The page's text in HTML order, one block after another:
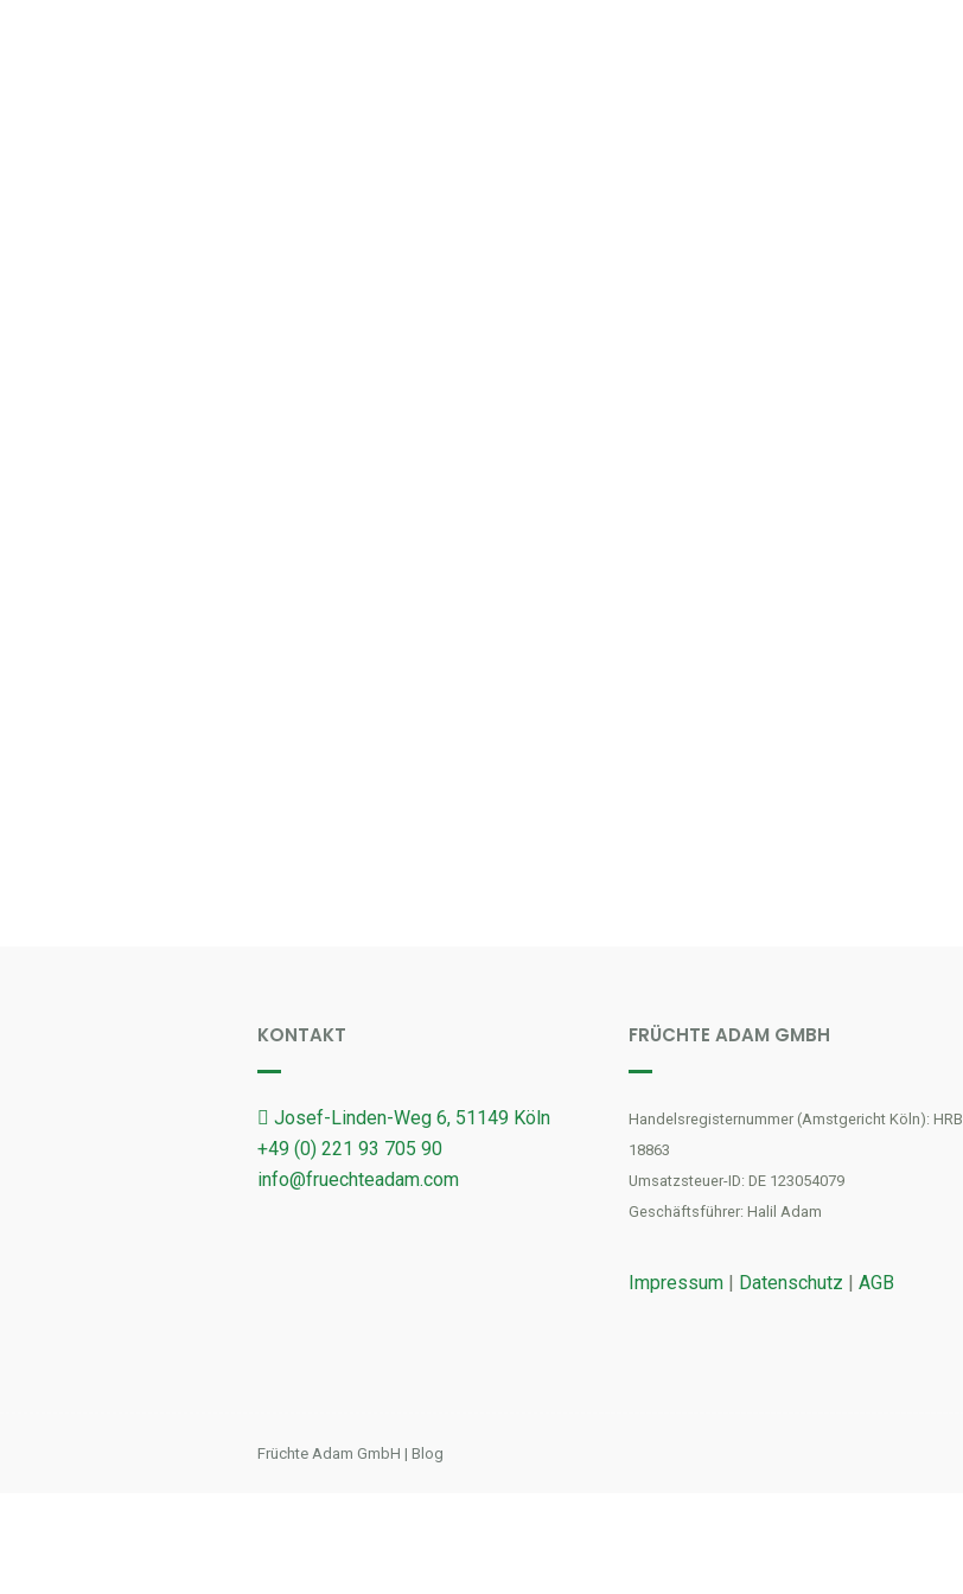
KONTAKT
Josef-Linden-Weg 6, 51149 Köln
+49 (0) 221 93 705 90
info@fruechteadam.com
FRÜCHTE ADAM GMBH
Handelsregisternummer (Amstgericht Köln): HRB
18863
Umsatzsteuer-ID: DE 123054079
Geschäftsführer: Halil Adam
Impressum | Datenschutz |AGB
Früchte Adam GmbH | Blog